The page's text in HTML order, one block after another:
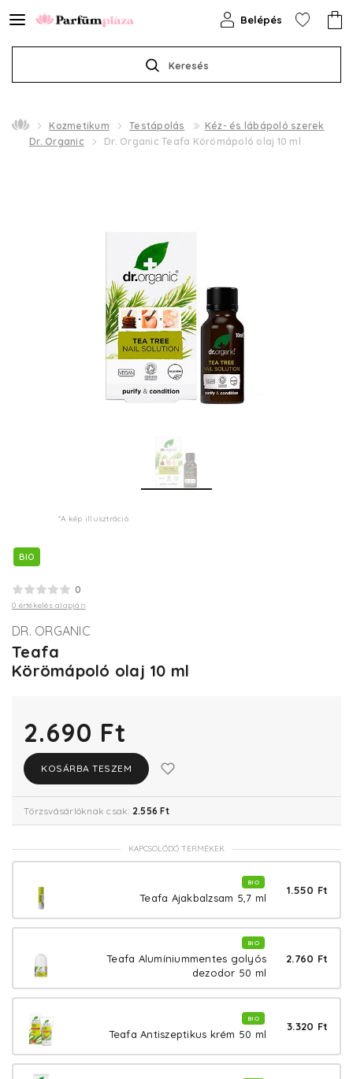
Keresés
Belépés
Kozmetikum Testápolás
Kéz- és lábápoló szerek
Dr. Organic
Dr. Organic Teafa Körömápoló olaj 10 ml
*A kép illusztráció
BIO
0
0 értékelés alapján
DR. ORGANIC
Teafa
Körömápoló olaj 10 ml
2.690 Ft
KOSÁRBA TESZEM
Törzsvásárlóknak csak: 2.556 Ft
KAPCSOLÓDÓ TERMÉKEK
BIO
Teafa Ajakbalzsam 5,7 ml
1.550 Ft
BIO
Teafa Alumíniummentes golyós
dezodor 50 ml
2.760 Ft
BIO
Teafa Antiszeptikus krém 50 ml
3.320 Ft